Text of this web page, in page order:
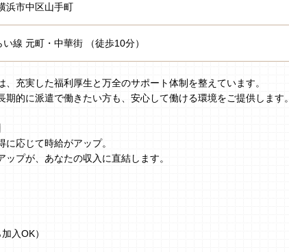
浜市中区山手町
線 元町・中華街 （徒歩10分）
充実した福利厚生と万全のサポート体制を整えています。
的に派遣で働きたい方も、安心して働ける環境をご提供します。
応じて時給がアップ。
プが、あなたの収入に直結します。
入OK）